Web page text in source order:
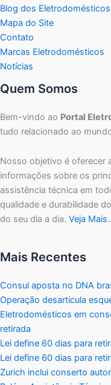
Blog dos Eletrodomésticos
Mapa do Site
Contato
Marcas Eletrodomésticos
Notícias
Quem Somos
Bem-vindo ao Portal
tudo relacionado ao
Nosso objetivo é oferecer
informações sobre os
assistência técnica em
qualidade e durabilidade
do seu dia a dia. Veja
Mais Recentes
Consul aposta no DNA
Operação desarticula
Eletrodomésticos em
retirada
Lei define 60 dias para
Lei define 60 dias para
Zurich inclui conserto